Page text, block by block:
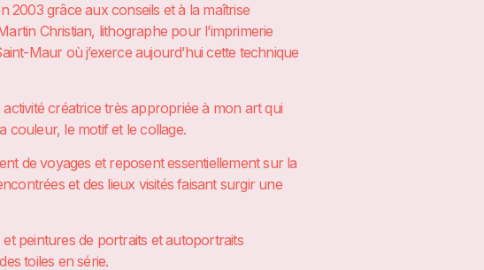
2003 grâce aux conseils et à la maîtrise
Christian, lithographe pour l’imprimerie
Maur où j’exerce aujourd’hui cette technique
créatrice très appropriée à mon art qui
couleur, le motif et le collage.
de voyages et reposent essentiellement sur la
et des lieux visités faisant surgir une
peintures de portraits et autoportraits
toiles en série.